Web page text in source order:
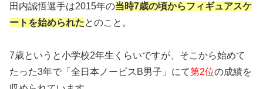
田内誠悟選手は2015年の当時7歳の頃からフィギュアスケ
ートを始められたとのこと。
7歳というと小学校2年生くらいですが、そこから始めて
たった3年で「 全日本ノービス B男子 」にて第2位の成績を